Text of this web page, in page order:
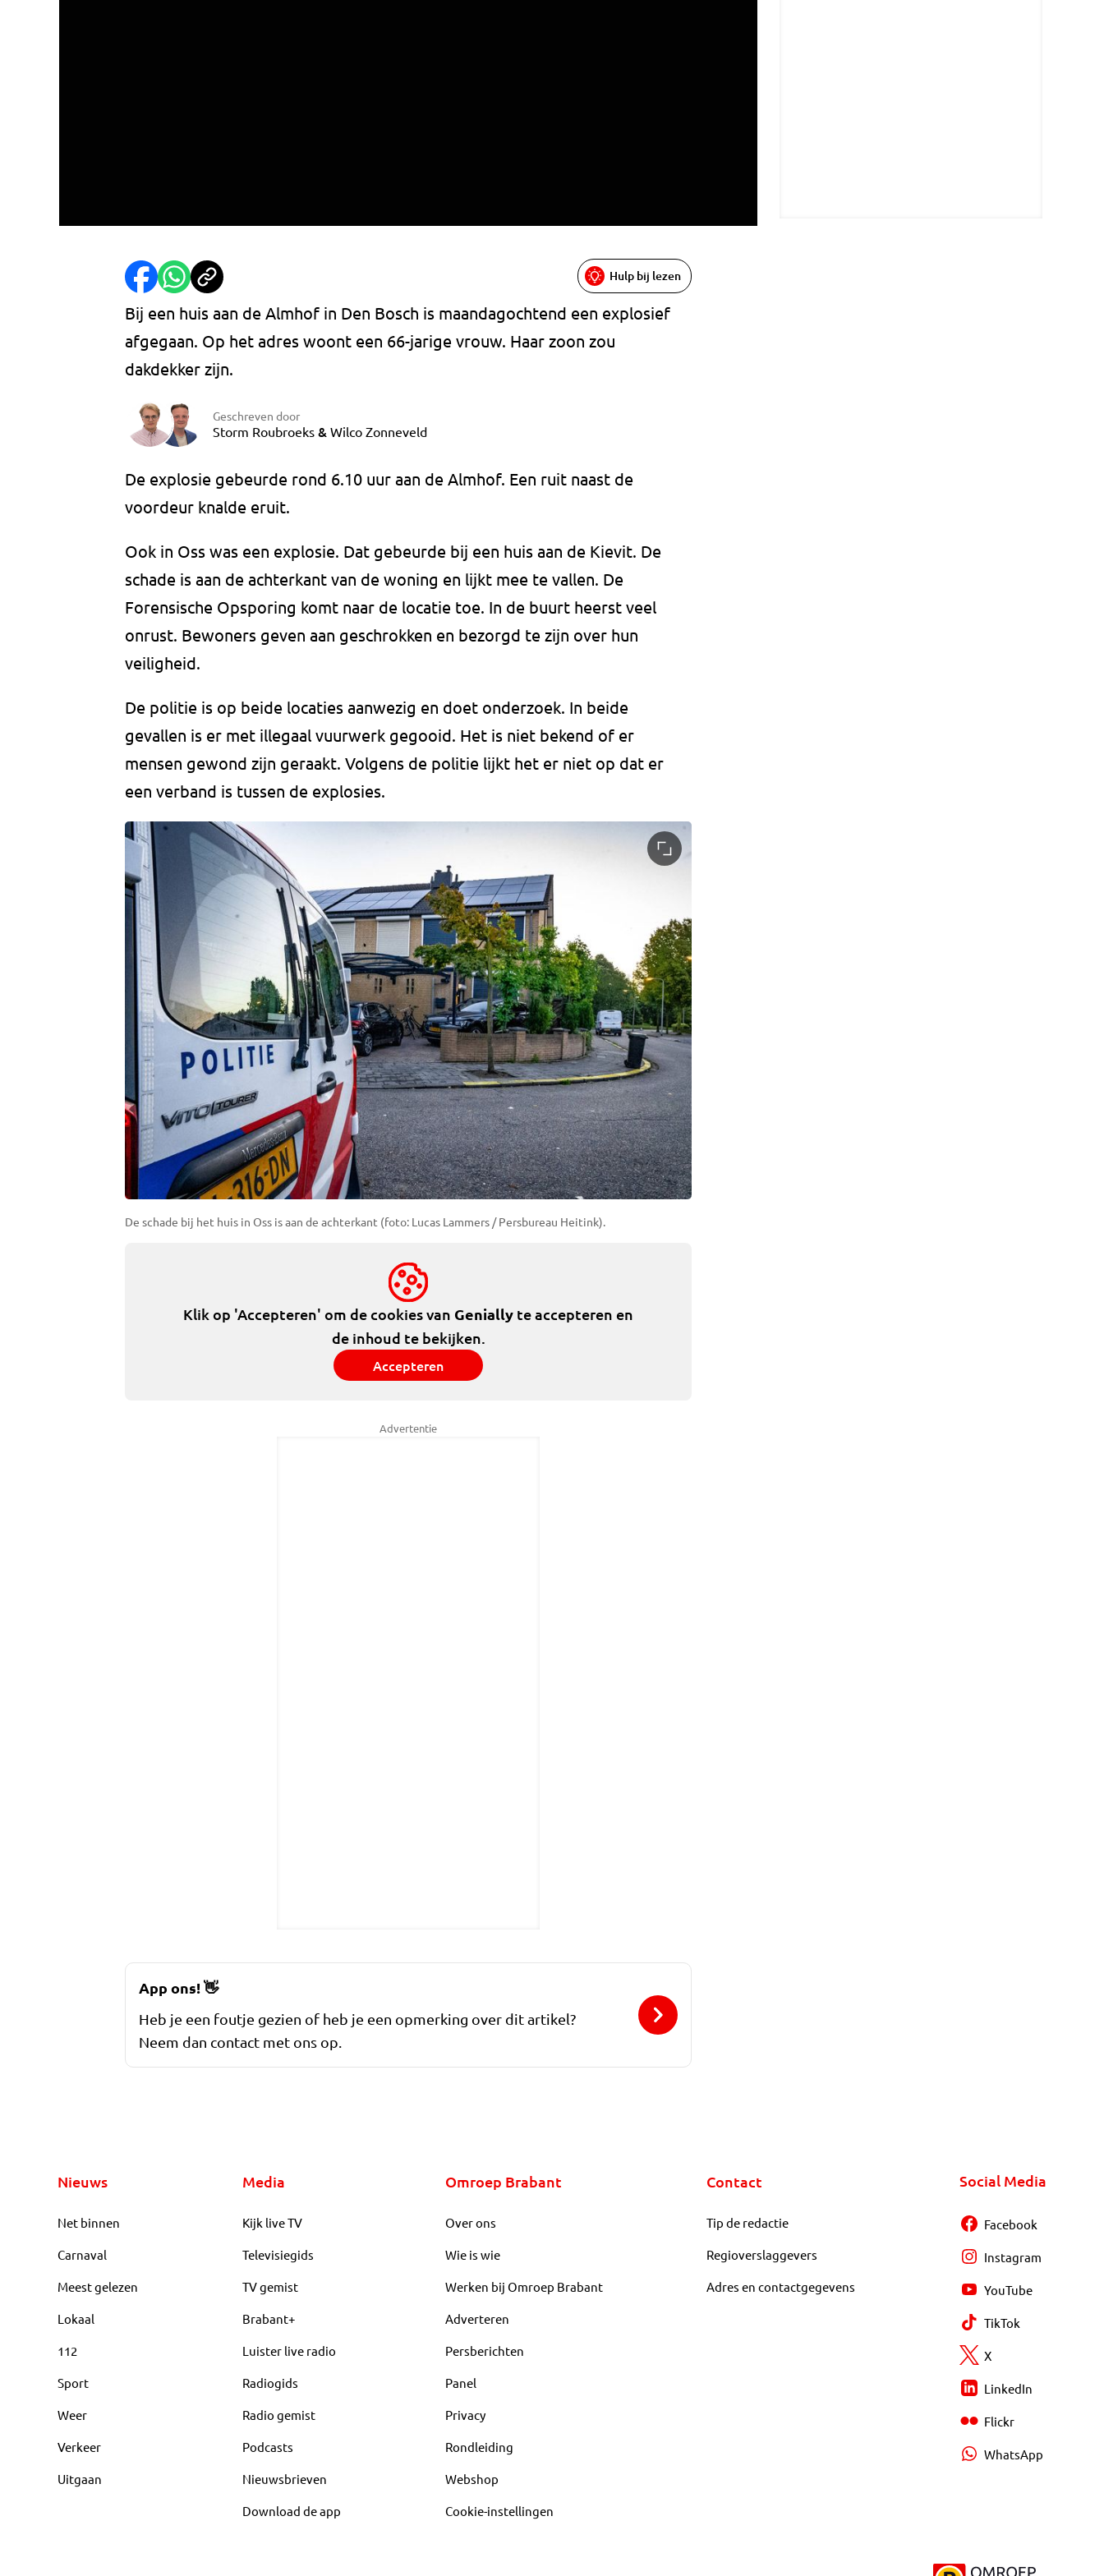
Hulp bij lezen
Bij een huis aan de Almhof in Den Bosch is maandagochtend een explosief
afgegaan. Op het adres woont een 66-jarige vrouw. Haar zoon zou
dakdekker zijn.
Geschreven door
Storm Roubroeks & Wilco Zonneveld
De explosie gebeurde rond 6.10 uur aan de Almhof. Een ruit naast de
voordeur knalde eruit.
Ook in Oss was een explosie. Dat gebeurde bij een huis aan de Kievit. De
schade is aan de achterkant van de woning en lijkt mee te vallen. De
Forensische Opsporing komt naar de locatie toe. In de buurt heerst veel
onrust. Bewoners geven aan geschrokken en bezorgd te zijn over hun
veiligheid.
De politie is op beide locaties aanwezig en doet onderzoek. In beide
gevallen is er met illegaal vuurwerk gegooid. Het is niet bekend of er
mensen gewond zijn geraakt. Volgens de politie lijkt het er niet op dat er
een verband is tussen de explosies.
De schade bij het huis in Oss is aan de achterkant (foto: Lucas Lammers / Persbureau Heitink).
Klik op 'Accepteren' om de cookies van Genially te accepteren en
de inhoud te bekijken.
Accepteren
Advertentie
App ons!👋
Heb je een foutje gezien of heb je een opmerking over dit artikel?
Neem dan contact met ons op.
Nieuws
Net binnen
Carnaval
Meest gelezen
Lokaal
112
Sport
Weer
Verkeer
Uitgaan
Media
Kijk live TV
Televisiegids
TV gemist
Brabant+
Luister live radio
Radiogids
Radio gemist
Podcasts
Nieuwsbrieven
Download de app
Omroep Brabant
Over ons
Wie is wie
Werken bij Omroep Brabant
Adverteren
Persberichten
Panel
Privacy
Rondleiding
Webshop
Cookie-instellingen
Contact
Tip de redactie
Regioverslaggevers
Adres en contactgegevens
Social Media
Facebook
Instagram
YouTube
TikTok
X
LinkedIn
Flickr
WhatsApp